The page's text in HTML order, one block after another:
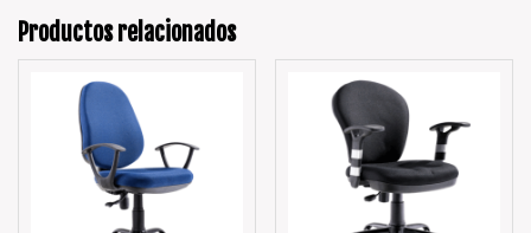
Productos relacionados